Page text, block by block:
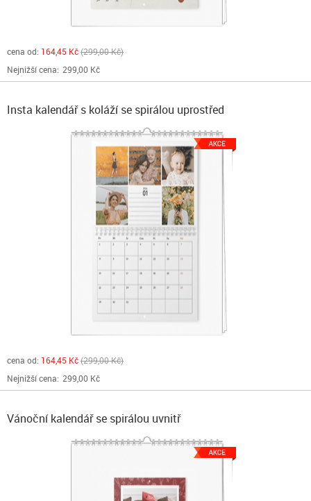
cena od: 164,45 Kč 299,00 Kč
Nejnižší cena: 299,00 Kč
Insta kalendář s koláží se spirálou uprostřed
cena od: 164,45 Kč 299,00 Kč
Nejnižší cena: 299,00 Kč
Vánoční kalendář se spirálou uvnitř